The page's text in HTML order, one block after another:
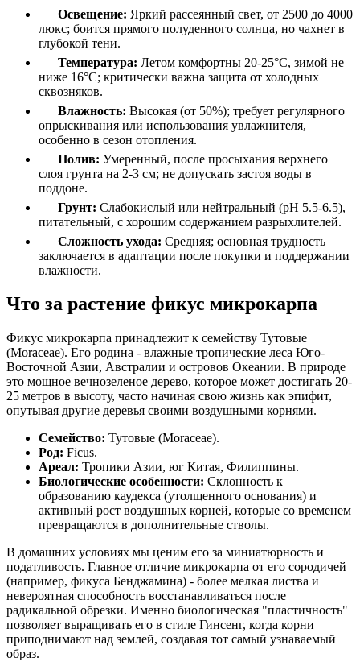
Освещение: Яркий рассеянный свет, от 2500 до 4000
люкс; боится прямого полуденного солнца, но чахнет в
глубокой тени.
Температура: Летом комфортны 20-25°C, зимой не
ниже 16°C; критически важна защита от холодных
сквозняков.
Влажность: Высокая (от 50%); требует регулярного
опрыскивания или использования увлажнителя,
особенно в сезон отопления.
Полив: Умеренный, после просыхания верхнего
слоя грунта на 2-3 см; не допускать застоя воды в
поддоне.
Грунт: Слабокислый или нейтральный (pH 5.5-6.5),
питательный, с хорошим содержанием разрыхлителей.
Сложность ухода: Средняя; основная трудность
заключается в адаптации после покупки и поддержании
влажности.
Что за растение фикус микрокарпа
Фикус микрокарпа принадлежит к семейству Тутовые
(Moraceae). Его родина - влажные тропические леса Юго-
Восточной Азии, Австралии и островов Океании. В природе
это мощное вечнозеленое дерево, которое может достигать 20-
25 метров в высоту, часто начиная свою жизнь как эпифит,
опутывая другие деревья своими воздушными корнями.
Семейство: Тутовые (Moraceae).
Род: Ficus.
Ареал: Тропики Азии, юг Китая, Филиппины.
Биологические особенности: Склонность к
образованию каудекса (утолщенного основания) и
активный рост воздушных корней, которые со временем
превращаются в дополнительные стволы.
В домашних условиях мы ценим его за миниатюрность и
податливость. Главное отличие микрокарпа от его сородичей
(например, фикуса Бенджамина) - более мелкая листва и
невероятная способность восстанавливаться после
радикальной обрезки. Именно биологическая "пластичность"
позволяет выращивать его в стиле Гинсенг, когда корни
приподнимают над землей, создавая тот самый узнаваемый
образ.